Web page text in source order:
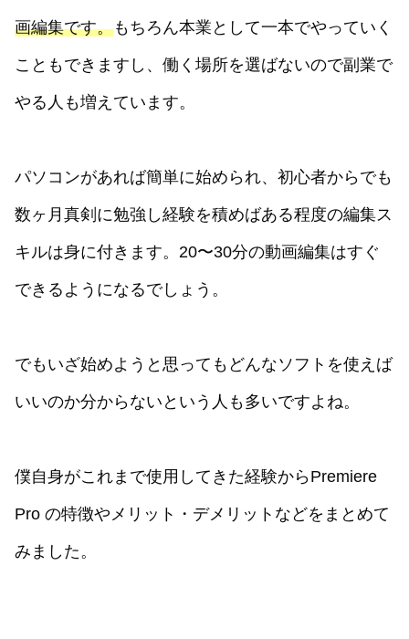
画編集です。もちろん本業として一本でやっていく
こともできますし、働く場所を選ばないので副業で
やる人も増えています。
パソコンがあれば簡単に始められ、初心者からでも
数ヶ月真剣に勉強し経験を積めばある程度の編集ス
キルは身に付きます。20〜30分の動画編集はすぐ
できるようになるでしょう。
でもいざ始めようと思ってもどんなソフトを使えば
いいのか分からないという人も多いですよね。
僕自身がこれまで使用してきた経験からPremiere
Pro の特徴やメリット・デメリットなどをまとめて
みました。